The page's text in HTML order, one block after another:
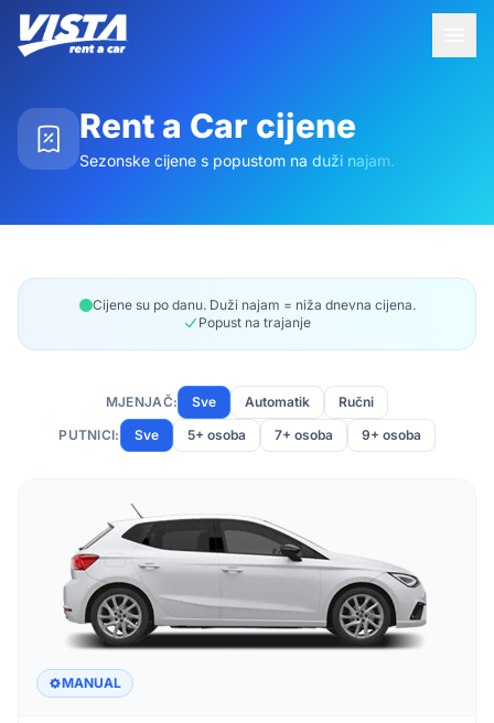
Rent a Car cijene
Sezonske cijene s popustom na duži najam.
Cijene su po danu. Duži najam = niža dnevna cijena.
Popust na trajanje
MJENJAČ: Sve Automatik
Ručni
PUTNICI:
Sve 5+ osoba 7+ osoba 9+ osoba
MANUAL